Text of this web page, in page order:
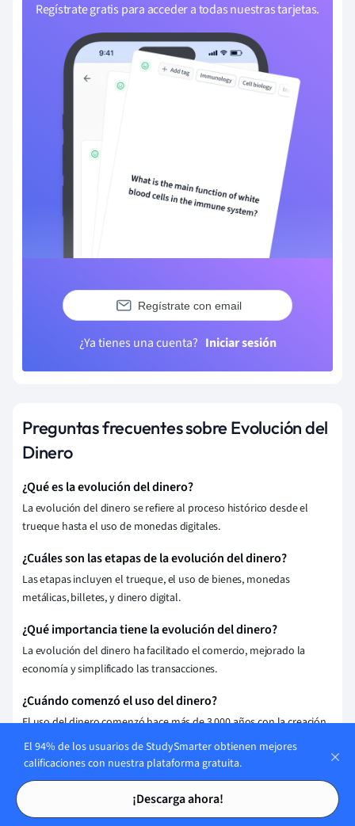
Tarjetas de estudio
Tarjetas de estudio
Regístrate gratis para acceder a todas nuestras tarjetas.
Regístrate con email
¿Ya tienes una cuenta? Iniciar sesión
Preguntas frecuentes sobre Evolución del
Dinero
¿Qué es la evolución del dinero?
La evolución del dinero se refiere al proceso histórico desde el
trueque hasta el uso de monedas digitales.
¿Cuáles son las etapas de la evolución del dinero?
Las etapas incluyen el trueque, el uso de bienes, monedas
metálicas, billetes, y dinero digital.
¿Qué importancia tiene la evolución del dinero?
La evolución del dinero ha facilitado el comercio, mejorado la
economía y simplificado las transacciones.
¿Cuándo comenzó el uso del dinero?
El uso del dinero comenzó hace más de 3,000 años con la creación
de las primeras monedas en Mesopotamia.
Guardar explicación
El 94% de los usuarios de StudySmarter obtienen mejores
calificaciones con nuestra plataforma gratuita.
¡Descarga ahora!